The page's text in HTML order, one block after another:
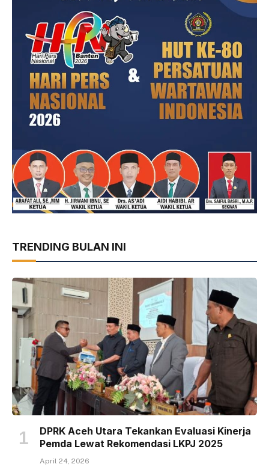
TRENDING BULAN INI
DPRK Aceh Utara Tekankan Evaluasi Kinerja
Pemda Lewat Rekomendasi LKPJ 2025
April 24, 2026